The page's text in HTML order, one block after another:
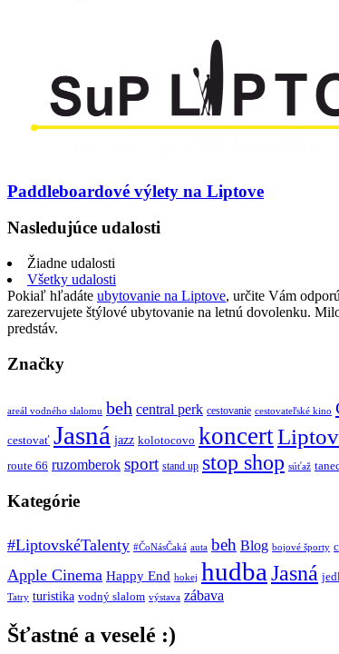
Paddleboardové výlety na Liptove
Nasledujúce udalosti
Žiadne udalosti
Všetky udalosti
Pokiaľ hľadáte ubytovanie na Liptove, určite Vám
zarezervujete štýlové ubytovanie na letnú dovolenku.
predstáv.
Značky
areál vodného slalomu beh central perk cestovanie cestovateľské kino
cestovať Jasná jazz kolotocovo koncertLiptov
route 66 ruzomberok sport stand up stop shop súťaž
Kategórie
#LiptovskéTalenty #ČoNásČaká auta beh Blog bojové športy
Apple Cinema Happy End hokej hudba Jasná
Tatry turistika vodný slalom výstava zábava
Šťastné a veselé :)